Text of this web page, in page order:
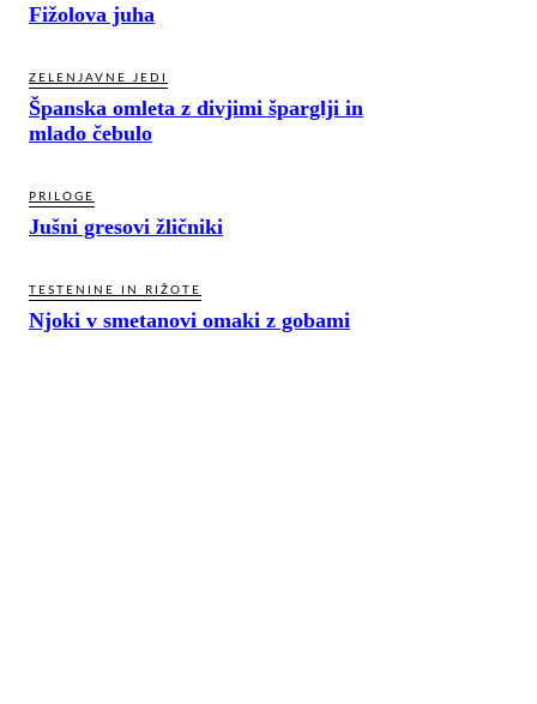
Fižolova juha
ZELENJAVNE JEDI
Španska omleta z divjimi šparglji in
mlado čebulo
PRILOGE
Jušni gresovi žličniki
TESTENINE IN RIŽOTE
Njoki v smetanovi omaki z gobami